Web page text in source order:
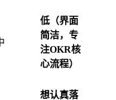
低（界面
简洁，专
注OKR核
心流程）
想认真落